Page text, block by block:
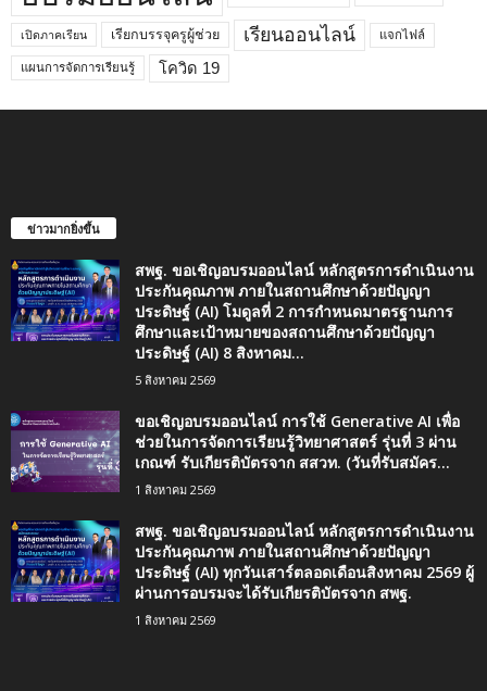
เปิดภาคเรียน เรียกบรรจุครูผู้ช่วย เรียนออนไลน์ แจกไฟล์
แผนการจัดการเรียนรู้ โควิด 19
ข่าวมากยิ่งขึ้น
สพฐ. ขอเชิญอบรมออนไลน์ หลักสูตรการดำเนินงาน
ประกันคุณภาพ ภายในสถานศึกษาด้วยปัญญา
ประดิษฐ์ (AI) โมดูลที่ 2 การกำหนดมาตรฐานการ
ศึกษาและเป้าหมายของสถานศึกษาด้วยปัญญา
ประดิษฐ์ (AI) 8 สิงหาคม...
5 สิงหาคม 2569
ขอเชิญอบรมออนไลน์ การใช้ Generative AI เพื่อ
ช่วยในการจัดการเรียนรู้วิทยาศาสตร์ รุ่นที่ 3 ผ่าน
เกณฑ์ รับเกียรติบัตรจาก สสวท. (วันที่รับสมัคร...
1 สิงหาคม 2569
สพฐ. ขอเชิญอบรมออนไลน์ หลักสูตรการดำเนินงาน
ประกันคุณภาพ ภายในสถานศึกษาด้วยปัญญา
ประดิษฐ์ (AI) ทุกวันเสาร์ตลอดเดือนสิงหาคม 2569 ผู้
ผ่านการอบรมจะได้รับเกียรติบัตรจาก สพฐ.
1 สิงหาคม 2569